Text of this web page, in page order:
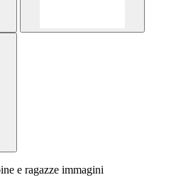
e ragazze immagini